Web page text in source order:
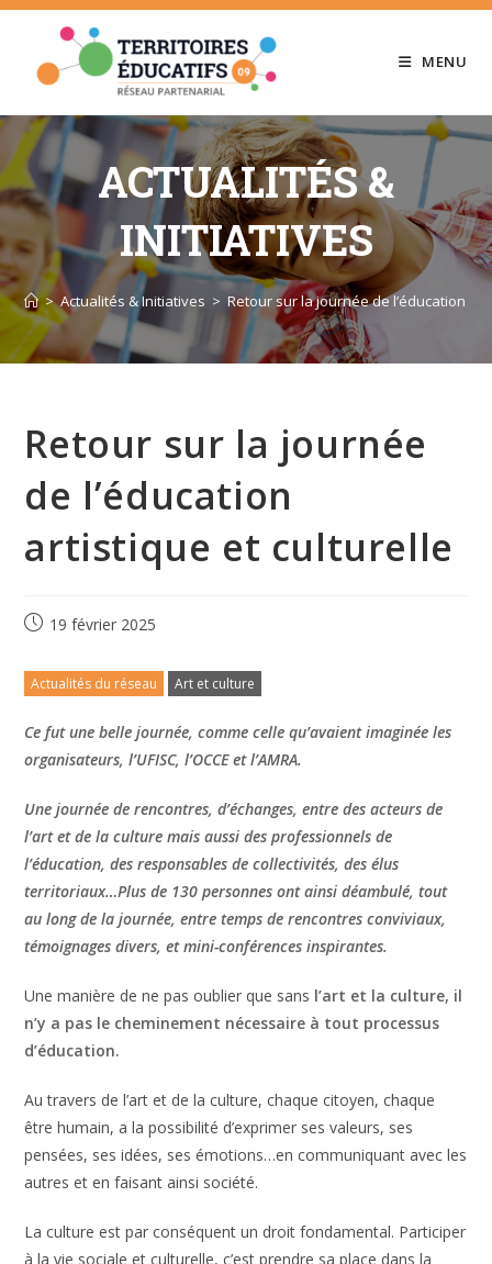
Skip
content
MENU
ACTUALITÉS &
INITIATIVES
> Actualités & Initiatives > Retour sur la journée de l’éducation
Retour sur la journée
de l’éducation
artistique et culturelle
19 février 2025
Actualités du réseau Art et culture
Ce fut une belle journée, comme celle qu’avaient imaginée les
organisateurs, l’UFISC, l’OCCE et l’AMRA.
Une journée de rencontres, d’échanges, entre des acteurs de
l’art et de la culture mais aussi des professionnels de
l’éducation, des responsables de collectivités, des élus
territoriaux…Plus de 130 personnes ont ainsi déambulé, tout
au long de la journée, entre temps de rencontres conviviaux,
témoignages divers, et mini-conférences inspirantes.
Une manière de ne pas oublier que sans l’art et la culture, il
n’y a pas le cheminement nécessaire à tout processus
d’éducation.
Au travers de l’art et de la culture, chaque citoyen, chaque
être humain, a la possibilité d’exprimer ses valeurs, ses
pensées, ses idées, ses émotions…en communiquant avec les
autres et en faisant ainsi société.
La culture est par conséquent un droit fondamental. Participer
à la vie sociale et culturelle, c’est prendre sa place dans la